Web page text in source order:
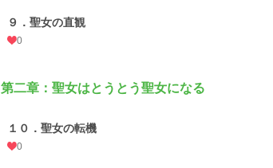
９．聖女の直観
0
第二章：聖女はとうとう聖女になる
１０．聖女の転機
0